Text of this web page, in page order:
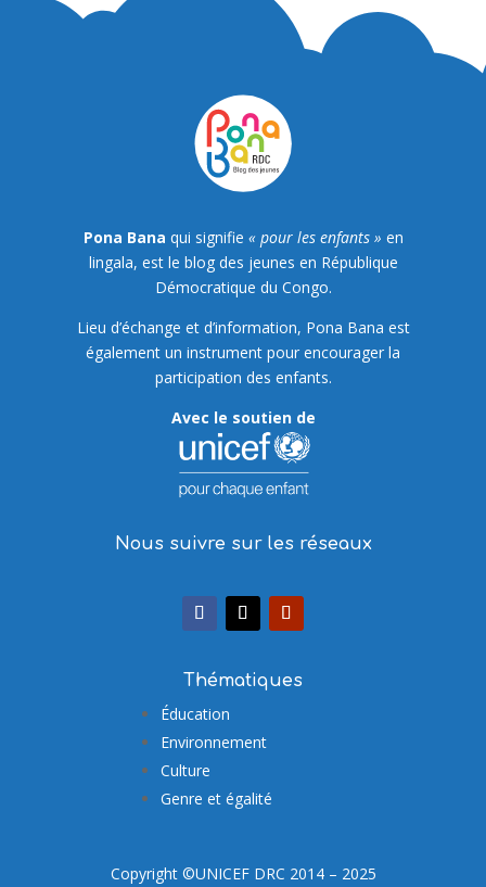
Pona Bana qui signifie « pour les enfants » en
lingala, est le blog des jeunes en République
Démocratique du Congo.
Lieu d’échange et d’information, Pona Bana est
également un instrument pour encourager la
participation des enfants.
Avec le soutien de
Nous suivre sur les réseaux
Thématiques
Éducation
Environnement
Culture
Genre et égalité
Copyright ©UNICEF DRC 2014 – 2025